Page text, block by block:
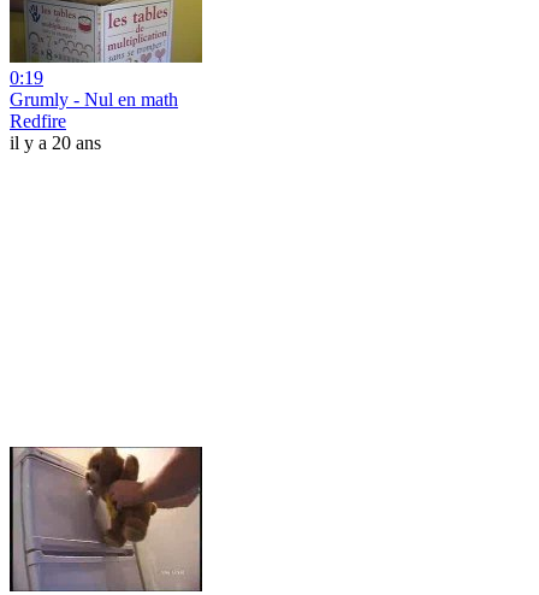
0:19
Grumly - Nul en math
Redfire
il y a 20 ans